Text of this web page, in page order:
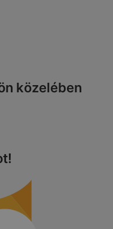
közelében